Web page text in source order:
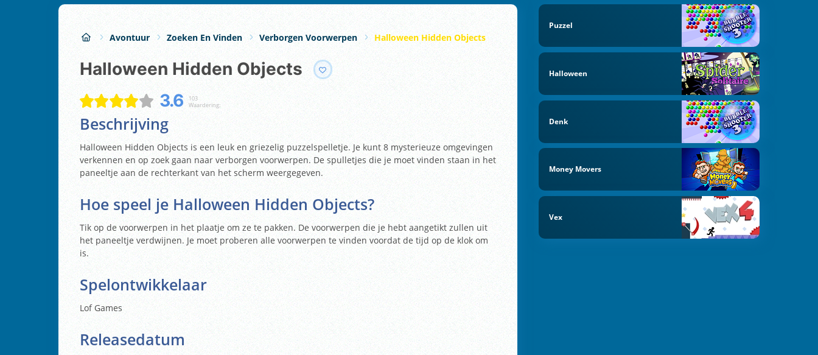
Avontuur Zoeken En Vinden Verborgen Voorwerpen Halloween Hidden Objects
Halloween Hidden Objects
3.6
103
Waardering:
Beschrijving
Halloween Hidden Objects is een leuk en griezelig puzzelspelletje. Je kunt 8 mysterieuze omgevingen
verkennen en op zoek gaan naar verborgen voorwerpen. De spulletjes die je moet vinden staan in het
paneeltje aan de rechterkant van het scherm weergegeven.
Hoe speel je Halloween Hidden Objects?
Tik op de voorwerpen in het plaatje om ze te pakken. De voorwerpen die je hebt aangetikt zullen uit
het paneeltje verdwijnen. Je moet proberen alle voorwerpen te vinden voordat de tijd op de klok om
is.
Spelontwikkelaar
Lof Games
Releasedatum
Puzzel
Halloween
Denk
Money Movers
Vex